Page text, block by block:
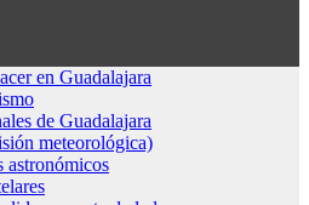
en Guadalajara
de Guadalajara
meteorológica)
astronómicos